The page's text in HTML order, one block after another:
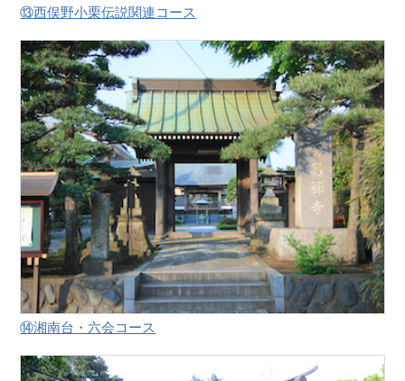
⑬西俣野小栗伝説関連コース
⑭湘南台・六会コース